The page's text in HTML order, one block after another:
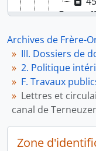
G.
I.
J.
3.
IV. Documents
V.
VI. Lettres
VII. Annexe
Archives de Frère-
III. Dossiers de
2. Politique
F. Travaux
Lettres et
canal de
Zone